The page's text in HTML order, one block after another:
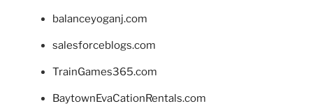
balanceyoganj.com
salesforceblogs.com
TrainGames365.com
BaytownEvaCationRentals.com